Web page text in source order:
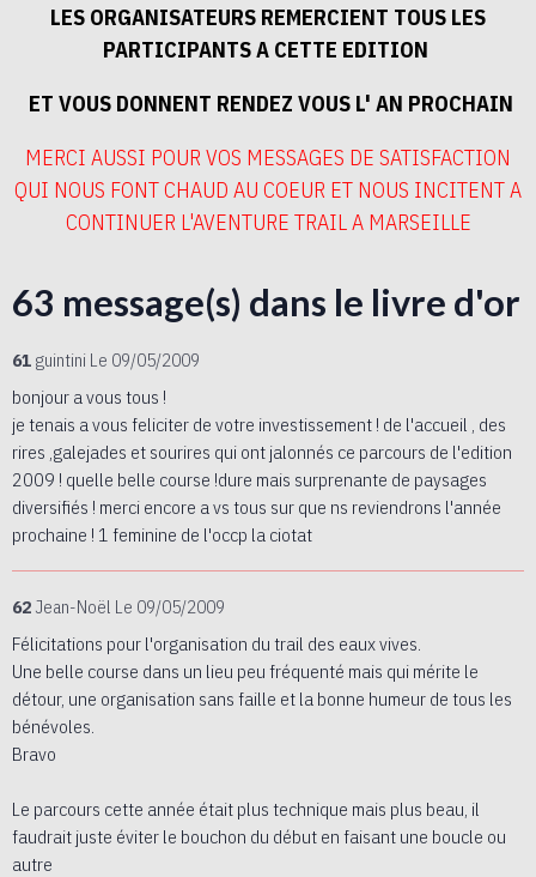
LES ORGANISATEURS REMERCIENT TOUS LES
PARTICIPANTS A CETTE EDITION
ET VOUS DONNENT RENDEZ VOUS L' AN PROCHAIN
MERCI AUSSI POUR VOS MESSAGES DE SATISFACTION
QUI NOUS FONT CHAUD AU COEUR ET NOUS INCITENT A
CONTINUER L'AVENTURE TRAIL A MARSEILLE
63 message(s) dans le livre d'or
61 guintini Le 09/05/2009
bonjour a vous tous !
je tenais a vous feliciter de votre investissement ! de l'accueil , des
rires ,galejades et sourires qui ont jalonnés ce parcours de l'edition
2009 ! quelle belle course !dure mais surprenante de paysages
diversifiés ! merci encore a vs tous sur que ns reviendrons l'année
prochaine ! 1 feminine de l'occp la ciotat
62 Jean-Noël Le 09/05/2009
Félicitations pour l'organisation du trail des eaux vives.
Une belle course dans un lieu peu fréquenté mais qui mérite le
détour, une organisation sans faille et la bonne humeur de tous les
bénévoles.
Bravo
Le parcours cette année était plus technique mais plus beau, il
faudrait juste éviter le bouchon du début en faisant une boucle ou
autre